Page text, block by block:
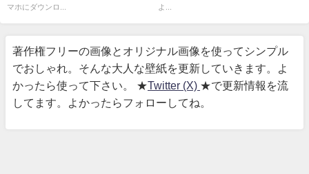
マホにダウンロ...
よ...
著作権フリーの画像とオリジナル画像を使ってシンプル
でおしゃれ。そんな大人な壁紙を更新していきます。よ
かったら使って下さい。 ★Twitter (X) ★で更新情報を流
してます。よかったらフォローしてね。